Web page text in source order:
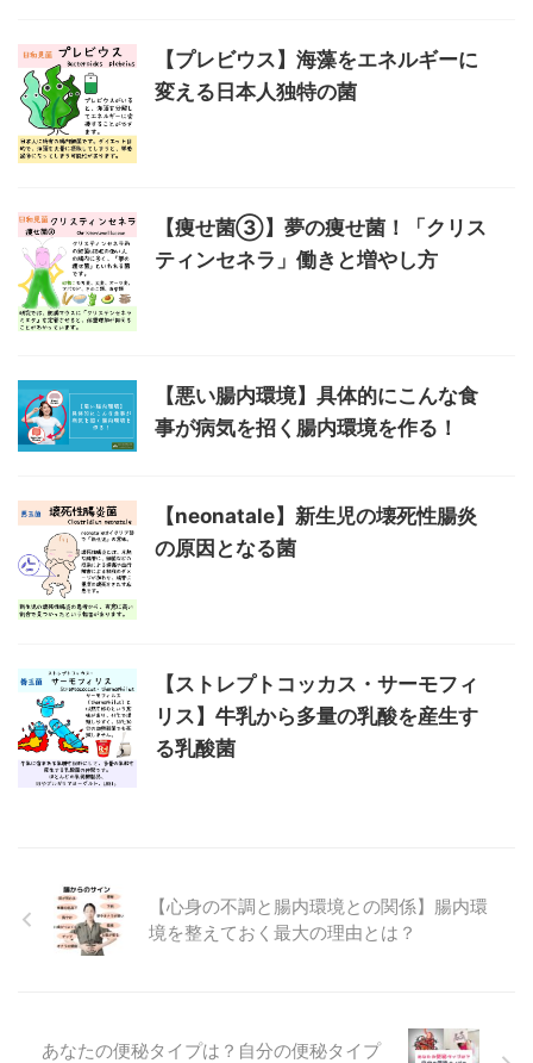
【プレビウス】海藻をエネルギーに
変える日本人独特の菌
​​【痩せ菌③】夢の痩せ菌！「クリス
ティンセネラ」働きと増やし方
【悪い腸内環境】具体的にこんな食
事が病気を招く腸内環境を作る！
【neonatale】新生児の壊死性腸炎
の原因となる菌
【ストレプトコッカス・サーモフィ
リス】牛乳から多量の乳酸を産生す
る乳酸菌
【心身の不調と腸内環境との関係】腸内環
境を整えておく最大の理由とは？
あなたの便秘タイプは？自分の便秘タイプ